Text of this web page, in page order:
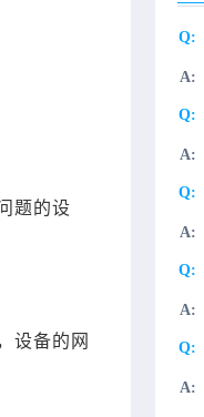
题的设
设备的网